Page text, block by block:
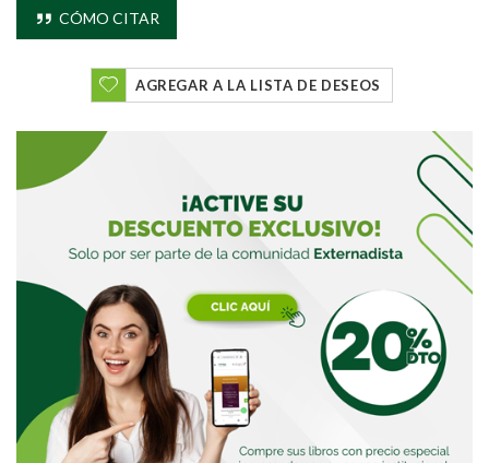
Buscar
Buscar
CÓMO CITAR
AGREGAR A LA LISTA DE DESEOS